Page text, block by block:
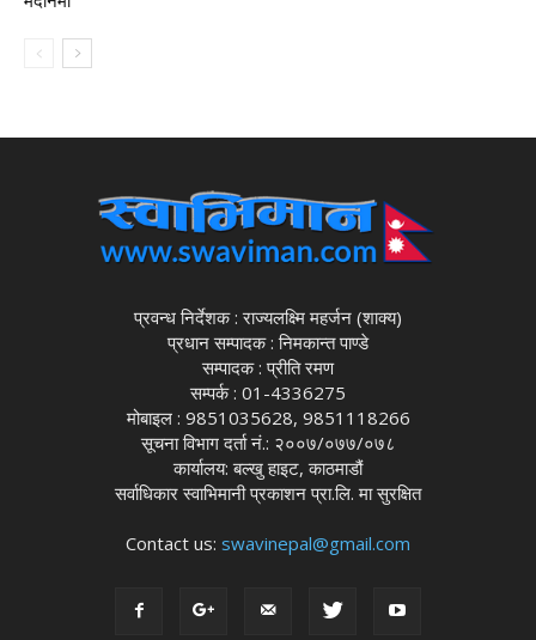
प्रवन्ध निर्देशक : राज्यलक्ष्मि महर्जन (शाक्य)
प्रधान सम्पादक : निमकान्त पाण्डे
सम्पादक : प्रीति रमण
सम्पर्क : 01-4336275
मोबाइल : 9851035628, 9851118266
सूचना विभाग दर्ता नं.: २००७/०७७/०७८
कार्यालय: बल्खु हाइट, काठमाडौं
सर्वाधिकार स्वाभिमानी प्रकाशन प्रा.लि. मा सुरक्षित
Contact us: swavinepal@gmail.com